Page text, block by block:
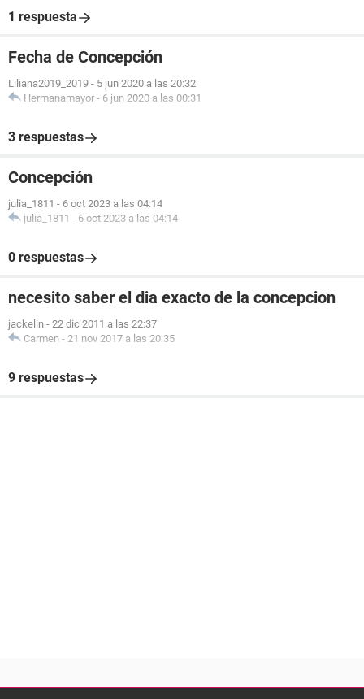
1 respuesta
Fecha de Concepción
Liliana2019_2019 - 5 jun 2020 a las 20:32
Hermanamayor - 6 jun 2020 a las 00:31
3 respuestas
Concepción
julia_1811 - 6 oct 2023 a las 04:14
julia_1811 - 6 oct 2023 a las 04:14
0 respuestas
necesito saber el dia exacto de la concepcion
jackelin - 22 dic 2011 a las 22:37
Carmen - 21 nov 2017 a las 20:35
9 respuestas